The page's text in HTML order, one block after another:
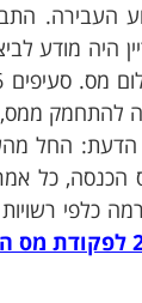
היה מודע
הדעת: החל
הכנסה, כל
כלפי